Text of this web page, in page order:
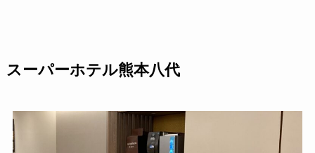
スーパーホテル熊本八代